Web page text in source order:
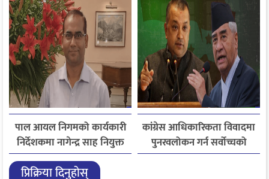
पाल आयल निगमको कार्यकारी
निर्देशकमा नागेन्द्र साह नियुक्त
कांग्रेस आधिकारिकता विवादमा
पुनरवलोकन गर्न सर्वोच्चको
अनुमति
प्रिक्रिया दिनुहोस्